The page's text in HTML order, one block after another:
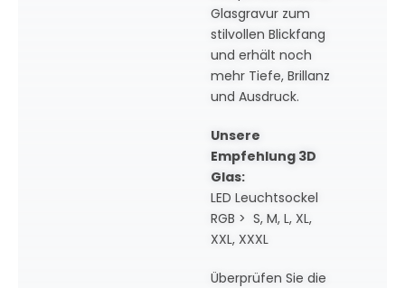
Glasgravur zum
stilvollen Blickfang
und erhält noch
mehr Tiefe, Brillanz
und Ausdruck.
Unsere
Empfehlung 3D
Glas:
LED Leuchtsockel
RGB > S, M, L, XL,
XXL, XXXL
Überprüfen Sie die